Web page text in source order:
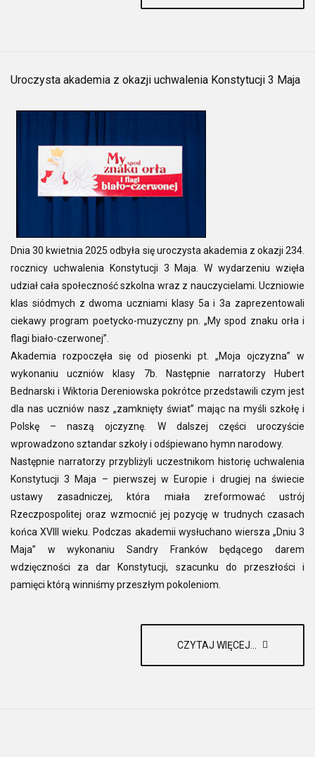
Uroczysta akademia z okazji uchwalenia Konstytucji 3 Maja
Dnia 30 kwietnia 2025 odbyła się uroczysta akademia z okazji 234.
rocznicy uchwalenia Konstytucji 3 Maja. W wydarzeniu wzięła
udział cała społeczność szkolna wraz z nauczycielami. Uczniowie
klas siódmych z dwoma uczniami klasy 5a i 3a zaprezentowali
ciekawy program poetycko-muzyczny pn. „My spod znaku orła i
flagi biało-czerwonej”.
Akademia rozpoczęła się od piosenki pt. „Moja ojczyzna” w
wykonaniu uczniów klasy 7b. Następnie narratorzy Hubert
Bednarski i Wiktoria Dereniowska pokrótce przedstawili czym jest
dla nas uczniów nasz „zamknięty świat” mając na myśli szkołę i
Polskę – naszą ojczyznę. W dalszej części uroczyście
wprowadzono sztandar szkoły i odśpiewano hymn narodowy.
Następnie narratorzy przybliżyli uczestnikom historię uchwalenia
Konstytucji 3 Maja – pierwszej w Europie i drugiej na świecie
ustawy zasadniczej, która miała zreformować ustrój
Rzeczpospolitej oraz wzmocnić jej pozycję w trudnych czasach
końca XVIII wieku. Podczas akademii wysłuchano wiersza „Dniu 3
Maja” w wykonaniu Sandry Franków będącego darem
wdzięczności za dar Konstytucji, szacunku do przeszłości i
pamięci którą winniśmy przeszłym pokoleniom.
CZYTAJ WIĘCEJ...